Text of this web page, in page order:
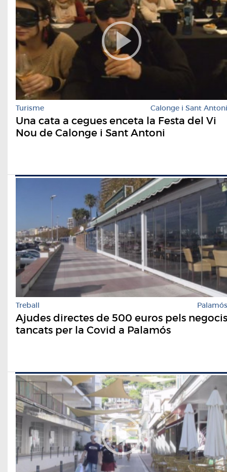
Turisme Calonge i Sant Antoni
Una cata a cegues enceta la Festa del Vi
Nou de Calonge i Sant Antoni
Treball Palamós
Ajudes directes de 500 euros pels negocis
tancats per la Covid a Palamós